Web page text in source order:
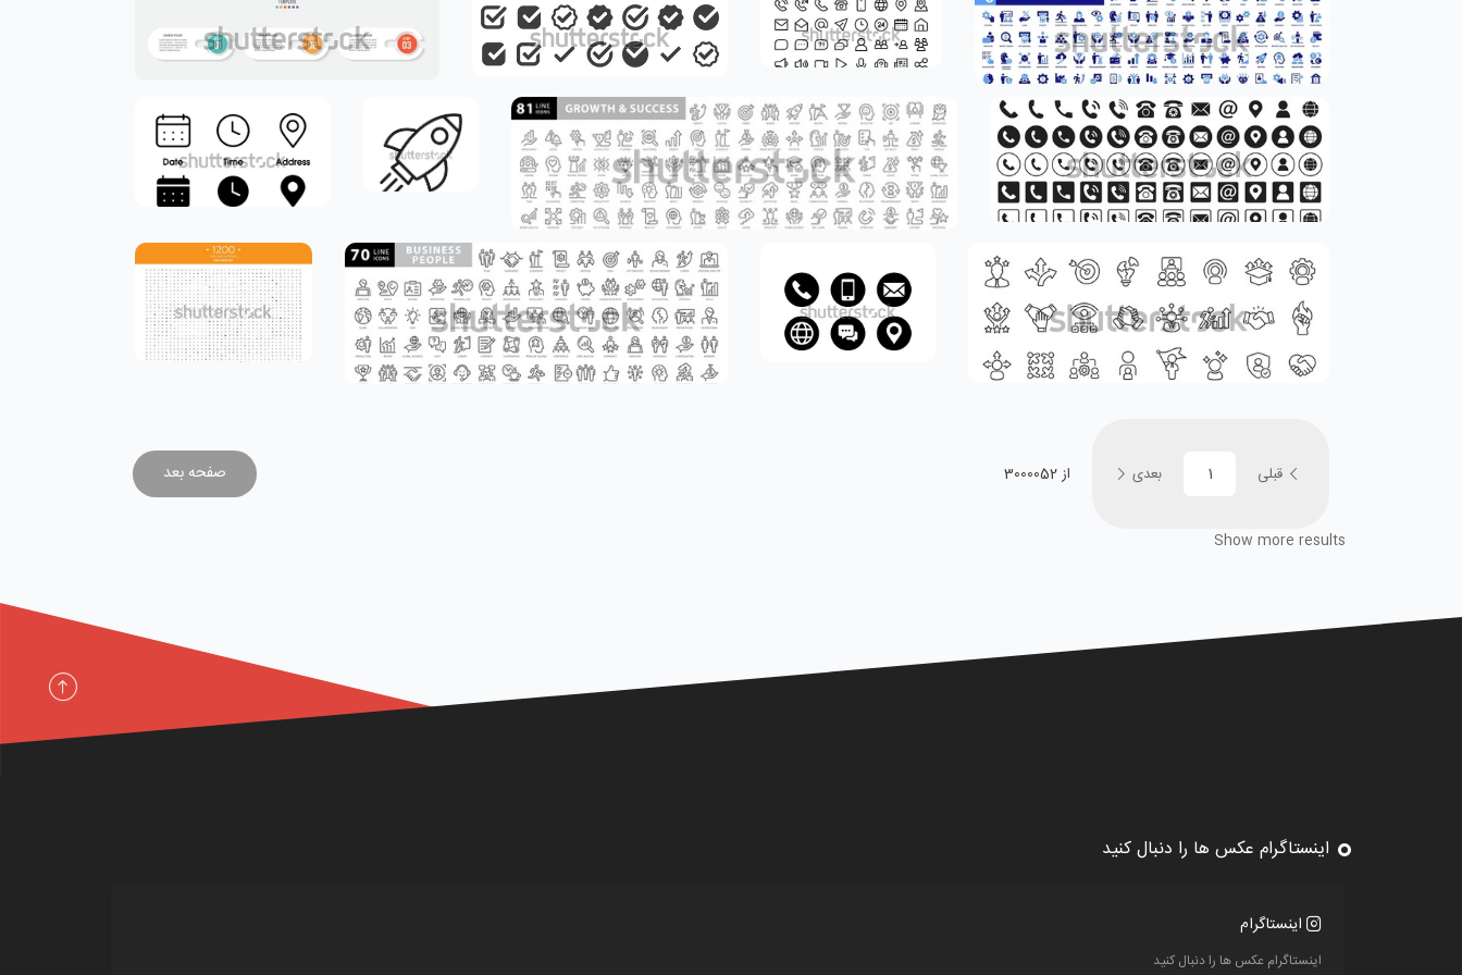
بعدی از 3000052 صفحه بعد
Show more results
اینستاگرام عکس ها را دنبال کنید
اینستاگرام
اینستاگرام عکس ها را دنبال کنید